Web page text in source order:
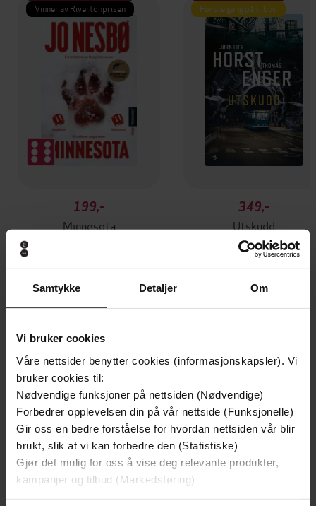
Samtykke Detaljer Om
Vi bruker cookies
Våre nettsider benytter cookies (informasjonskapsler). Vi
bruker cookies til:
Nødvendige funksjoner på nettsiden (Nødvendige)
Forbedrer opplevelsen din på vår nettside (Funksjonelle)
Gir oss en bedre forståelse for hvordan nettsiden vår blir
brukt, slik at vi kan forbedre den (Statistiske)
Gjør det mulig for oss å vise deg relevante produkter,
kampanjer og tilbud (Markedsføring)
Vinner av Rivertonprisen
199,-
Minnesota
Første gang på tilbud
349,-
Utskudd
Jørn Lier Horst
EBOK
Forfattere Michelle de Kretser
Forlag Sort Of Audio
Utgitt 27.02.2025
Lengde 4:38
Sjanger Skjønnlitteratur,Romaner